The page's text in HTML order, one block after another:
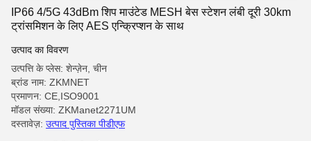
IP66 4/5G 43dBm शिप माउंटेड MESH बेस स्टेशन लंबी दूरी 30km
ट्रांसमिशन के लिए AES एन्क्रिप्शन के साथ
उत्पाद का विवरण
उत्पत्ति के प्लेस: शेन्ज़ेन, चीन
ब्रांड नाम: ZKMNET
प्रमाणन: CE,ISO9001
मॉडल संख्या: ZKManet2271UM
दस्तावेज़: उत्पाद पुस्तिका पीडीएफ